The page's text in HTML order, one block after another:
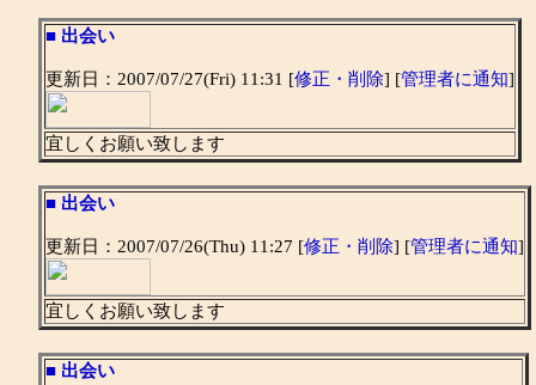
■ 出会い
更新日：2007/07/27(Fri) 11:31 [修正・削除] [管理者に通知]
宜しくお願い致します
■ 出会い
更新日：2007/07/26(Thu) 11:27 [修正・削除] [管理者に通知]
宜しくお願い致します
■ 出会い